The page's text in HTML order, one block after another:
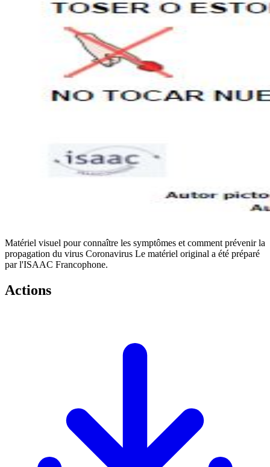
Matériel visuel pour connaître les symptômes et comment prévenir la
propagation du virus Coronavirus Le matériel original a été préparé
par l'ISAAC Francophone.
Actions